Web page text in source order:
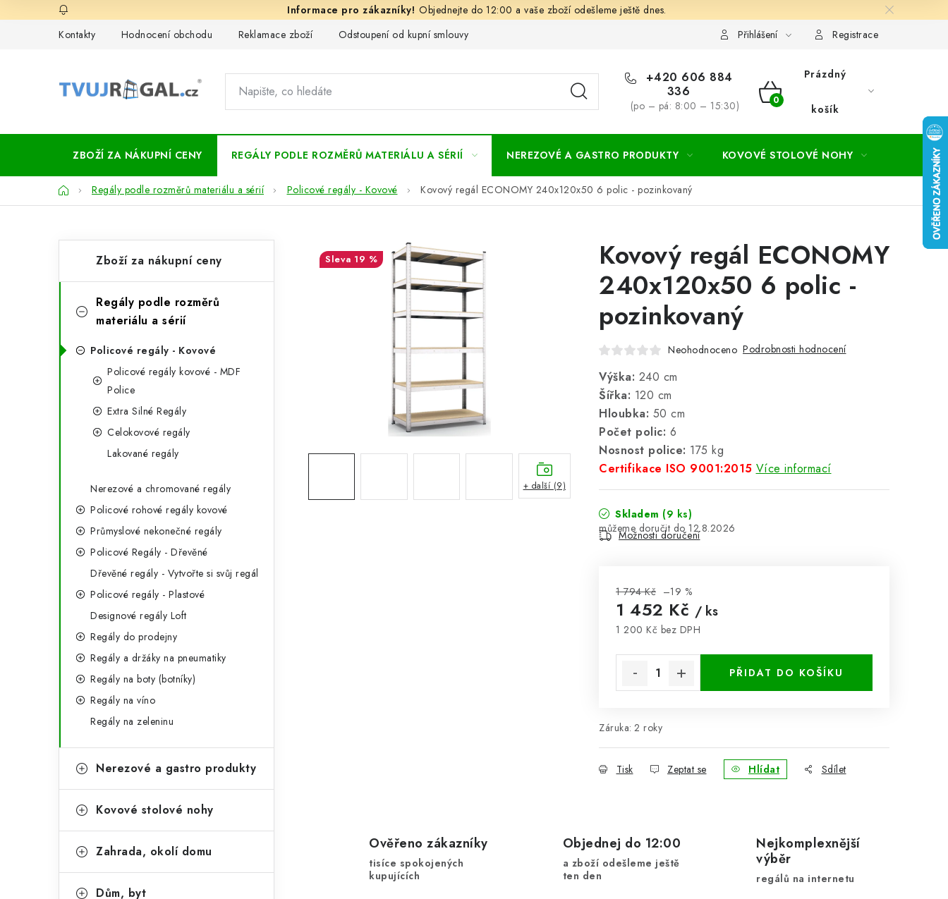
na
Objednejte do 12:00 a vaše zboží odešleme ještě dnes.
Kontakty
Hodnocení obchodu Reklamace zboží Odstoupení od kupní smlouvy Obchodní a dodací podmínky Ochrana osobních údajú
Přihlášení Registrace
+420 606 884
336
(po – pá: 8:00 – 15:30)
NÁKUPNÍ
Prázdný
košík
ZBOŽÍ ZA NÁKUPNÍ CENY REGÁLY PODLE ROZMĚRŮ MATERIÁLU A SÉRIÍ NEREZOVÉ A GASTRO PRODUKTY KOVOVÉ STOLOVÉ NOHY
DomůRegály podle rozměrů materiálu a sérií Policové regály - Kovové Kovový regál ECONOMY 240x120x50 6 polic - pozinkovaný
o
r
kategorie
a
g
Zboží za nákupní ceny
Regály podle rozměrů
materiálu a sérií
Policové regály - Kovové
Policové regály kovové - MDF
Police
Extra Silné Regály
Celokovové regály
Lakované regály
Nerezové a chromované regály
Policové rohové regály kovové
Průmyslové nekonečné regály
Policové Regály - Dřevěné
Dřevěné regály - Vytvořte si svůj regál
Policové regály - Plastové
Designové regály Loft
Regály do prodejny
Regály a držáky na pneumatiky
Regály na boty (botníky)
Regály na víno
Regály na zeleninu
Nerezové a gastro produkty
Kovové stolové nohy
Zahrada, okolí domu
Dům, byt
Kovový regál ECONOMY
240x120x50 6 polic -
pozinkovaný
Neohodnoceno Podrobnosti hodnocení
Výška: 240 cm
Šířka: 120 cm
Hloubka: 50 cm
Počet polic: 6
Nosnost police: 175 kg
Certifikace ISO 9001:2015 Více informací
Skladem (9 ks)
12.8.2026
Možnosti doručení
1 794 Kč –19 %
1 452 Kč / ks
1 200 Kč bez DPH
PŘIDAT DO KOŠÍKU
Záruka: 2 roky
Tisk Zeptat se Hlídat Sdílet
19 %
+ další (9)
Ověřeno zákazníky
tisíce spokojených
kupujících
Objednej do 12:00
a zboží odešleme ještě
ten den
Nejkomplexnější
výběr
regálů na internetu